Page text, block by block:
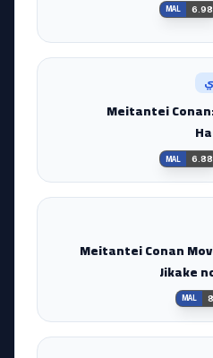
MAL 6.98
Meitantei
MAL 6.88
Meitantei Conan
Jikake
MAL